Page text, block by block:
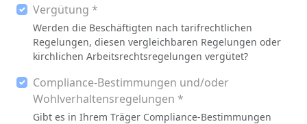
Vergütung *
Werden die Beschäftigten nach tarifrechtlichen
Regelungen, diesen vergleichbaren Regelungen oder
kirchlichen Arbeitsrechtsregelungen vergütet?
Compliance-Bestimmungen und/oder
Wohlverhaltensregelungen *
Gibt es in Ihrem Träger Compliance-Bestimmungen